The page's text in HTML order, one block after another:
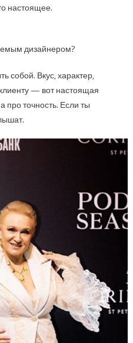
настоящее.
дизайнером?
собой. Вкус, характер,
— вот настоящая
про точность. Если ты